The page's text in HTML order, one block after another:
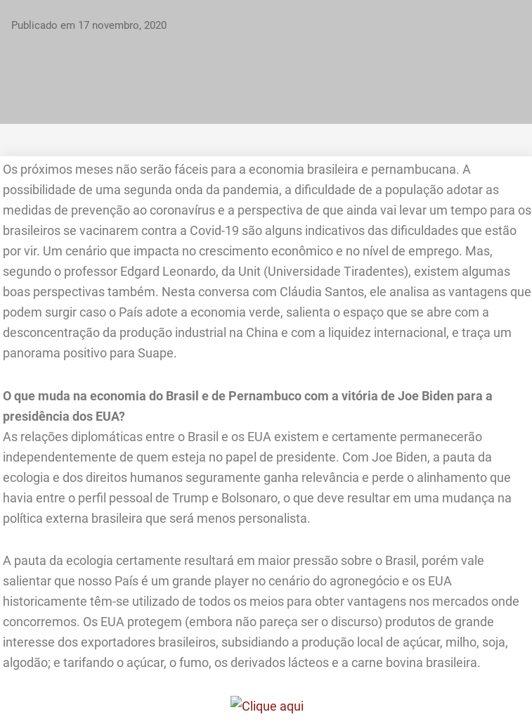
Publicado em 17 novembro, 2020
Os próximos meses não serão fáceis para a economia brasileira e pernambucana. A
possibilidade de uma segunda onda da pandemia, a dificuldade de a população adotar as
medidas de prevenção ao coronavírus e a perspectiva de que ainda vai levar um tempo para os
brasileiros se vacinarem contra a Covid-19 são alguns indicativos das dificuldades que estão
por vir. Um cenário que impacta no crescimento econômico e no nível de emprego. Mas,
segundo o professor Edgard Leonardo, da Unit (Universidade Tiradentes), existem algumas
boas perspectivas também. Nesta conversa com Cláudia Santos, ele analisa as vantagens que
podem surgir caso o País adote a economia verde, salienta o espaço que se abre com a
desconcentração da produção industrial na China e com a liquidez internacional, e traça um
panorama positivo para Suape.
O que muda na economia do Brasil e de Pernambuco com a vitória de Joe Biden para a
presidência dos EUA?
As relações diplomáticas entre o Brasil e os EUA existem e certamente permanecerão
independentemente de quem esteja no papel de presidente. Com Joe Biden, a pauta da
ecologia e dos direitos humanos seguramente ganha relevância e perde o alinhamento que
havia entre o perfil pessoal de Trump e Bolsonaro, o que deve resultar em uma mudança na
política externa brasileira que será menos personalista.
A pauta da ecologia certamente resultará em maior pressão sobre o Brasil, porém vale
salientar que nosso País é um grande player no cenário do agronegócio e os EUA
historicamente têm-se utilizado de todos os meios para obter vantagens nos mercados onde
concorremos. Os EUA protegem (embora não pareça ser o discurso) produtos de grande
interesse dos exportadores brasileiros, subsidiando a produção local de açúcar, milho, soja,
algodão; e tarifando o açúcar, o fumo, os derivados lácteos e a carne bovina brasileira.